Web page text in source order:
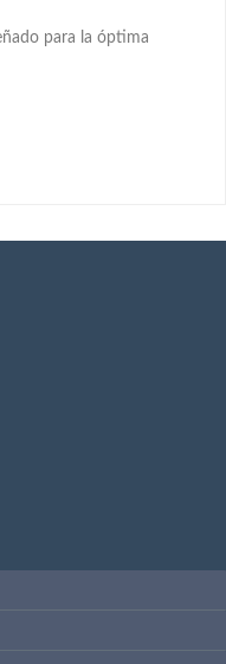
para la óptima